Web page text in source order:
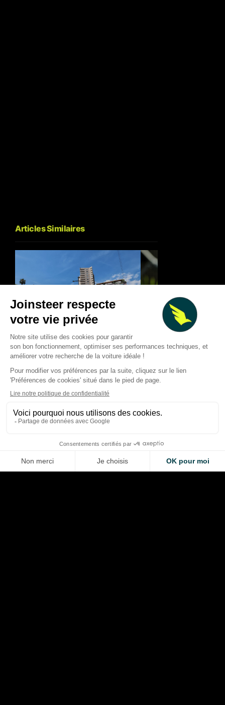
LA VOITURE DE VOS RÊVES
Articles Similaires
Classement mi-saison 2026
des pilotes de F1 : les
tendances après 11 Grands
Prix
Aug 7, 2026
F1 : forte baisse
au T2 2026,
Aug 6, 2026